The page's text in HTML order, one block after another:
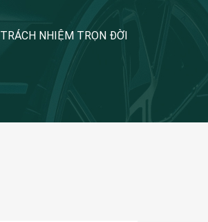
TRÁCH NHIỆM TRỌN ĐỜI